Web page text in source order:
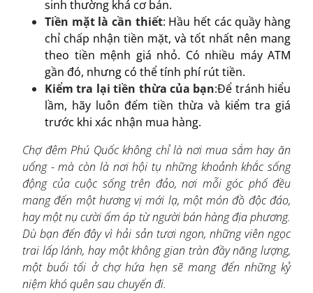
sinh thường khá cơ bản.
Tiền mặt là cần thiết: Hầu hết các quầy hàng
chỉ chấp nhận tiền mặt, và tốt nhất nên mang
theo tiền mệnh giá nhỏ. Có nhiều máy ATM
gần đó, nhưng có thể tính phí rút tiền.
Kiểm tra lại tiền thừa của bạn:Để tránh hiểu
lầm, hãy luôn đếm tiền thừa và kiểm tra giá
trước khi xác nhận mua hàng.
Chợ đêm Phú Quốc không chỉ là nơi mua sắm hay ăn
uống - mà còn là nơi hội tụ những khoảnh khắc sống
động của cuộc sống trên đảo, nơi mỗi góc phố đều
mang đến một hương vị mới lạ, một món đồ độc đáo,
hay một nụ cười ấm áp từ người bán hàng địa phương.
Dù bạn đến đây vì hải sản tươi ngon, những viên ngọc
trai lấp lánh, hay một không gian tràn đầy năng lượng,
một buổi tối ở chợ hứa hẹn sẽ mang đến những kỷ
niệm khó quên sau chuyến đi.